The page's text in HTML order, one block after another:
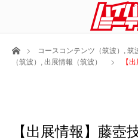
ホームコースコンテンツ（筑波） , 筑
（筑波） , 出展情報（筑波） 【
【出展情報】藤壺